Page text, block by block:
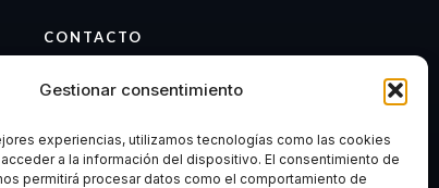
Gestionar consentimiento
experiencias, utilizamos tecnologías como las cookies
a la información del dispositivo. El consentimiento de
permitirá procesar datos como el comportamiento de
CONTACTO
Telegram
Madrid, España